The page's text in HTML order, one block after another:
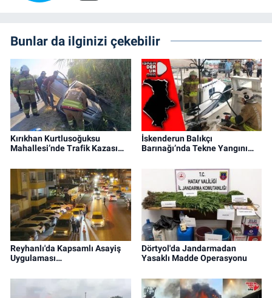
Bunlar da ilginizi çekebilir
Kırıkhan Kurtlusoğuksu
Mahallesi’nde Trafik Kazası…
İskenderun Balıkçı
Barınağı’nda Tekne Yangını…
Reyhanlı'da Kapsamlı Asayiş
Uygulaması…
Dörtyol'da Jandarmadan
Yasaklı Madde Operasyonu